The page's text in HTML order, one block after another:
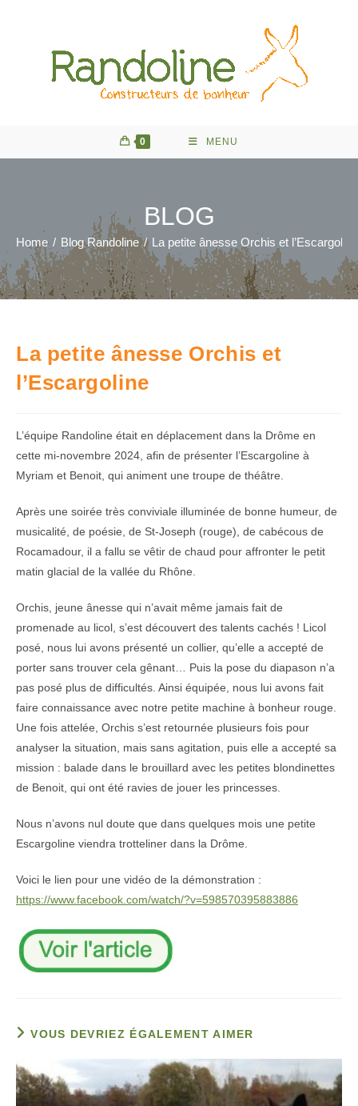
0 MENU
BLOG
Home / Blog Randoline / La petite ânesse Orchis et l’Escargoline
La petite ânesse Orchis et
l’Escargoline
L’équipe Randoline était en déplacement dans la Drôme en
cette mi-novembre 2024, afin de présenter l’Escargoline à
Myriam et Benoit, qui animent une troupe de théâtre.
Après une soirée très conviviale illuminée de bonne humeur, de
musicalité, de poésie, de St-Joseph (rouge), de cabécous de
Rocamadour, il a fallu se vêtir de chaud pour affronter le petit
matin glacial de la vallée du Rhône.
Orchis, jeune ânesse qui n’avait même jamais fait de
promenade au licol, s’est découvert des talents cachés ! Licol
posé, nous lui avons présenté un collier, qu’elle a accepté de
porter sans trouver cela gênant… Puis la pose du diapason n’a
pas posé plus de difficultés. Ainsi équipée, nous lui avons fait
faire connaissance avec notre petite machine à bonheur rouge.
Une fois attelée, Orchis s’est retournée plusieurs fois pour
analyser la situation, mais sans agitation, puis elle a accepté sa
mission : balade dans le brouillard avec les petites blondinettes
de Benoit, qui ont été ravies de jouer les princesses.
Nous n’avons nul doute que dans quelques mois une petite
Escargoline viendra trotteliner dans la Drôme.
Voici le lien pour une vidéo de la démonstration :
https://www.facebook.com/watch/?v=598570395883886
VOUS DEVRIEZ ÉGALEMENT AIMER